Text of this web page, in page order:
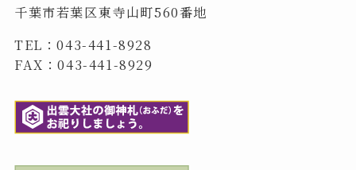
千葉市若葉区東寺山町560番地
TEL：043-441-8928
FAX：043-441-8929